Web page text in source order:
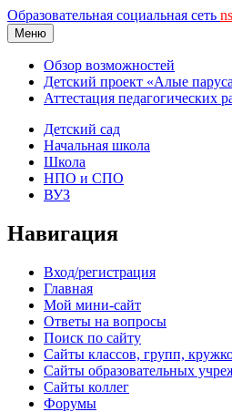
Образовательная социальная сеть ns
Меню
Обзор возможностей
Детский проект «Алые
Аттестация педагогических
Детский сад
Начальная школа
Школа
НПО и СПО
ВУЗ
Навигация
Вход/регистрация
Главная
Мой мини-сайт
Ответы на вопросы
Поиск по сайту
Сайты классов, групп,
Сайты образовательных
Сайты коллег
Форумы